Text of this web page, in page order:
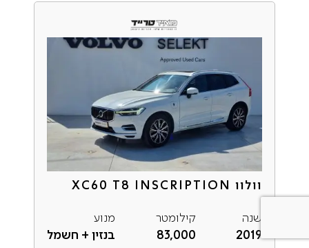
וולוו XC60 T8 INSCRIPTION
שנה
2019
קילומטר
83,000
מנוע
בנזין + חשמל